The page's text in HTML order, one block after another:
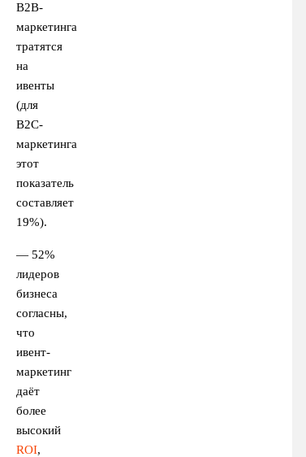
B2B-
маркетинга
тратятся
на
ивенты
(для
B2C-
маркетинга
этот
показатель
составляет
19%).
— 52%
лидеров
бизнеса
согласны,
что
ивент-
маркетинг
даёт
более
высокий
ROI,